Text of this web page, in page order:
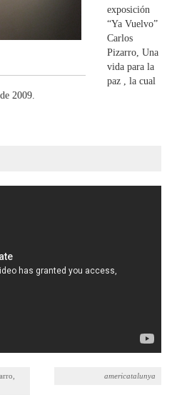
exposición
“Ya Vuelvo”
Carlos
Pizarro, Una
vida para la
paz , la cual
2009.
americatalunya